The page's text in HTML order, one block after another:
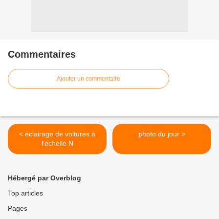
Commentaires
Ajouter un commentaire
< éclairage de voitures à
l'échelle N
photo du jour >
Hébergé par Overblog
Top articles
Pages